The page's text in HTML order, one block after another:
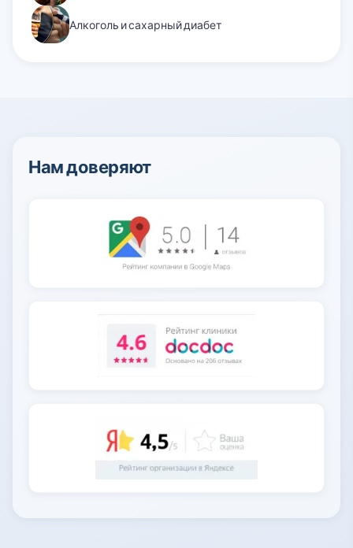
Алкоголь и сахарный диабет
Нам доверяют